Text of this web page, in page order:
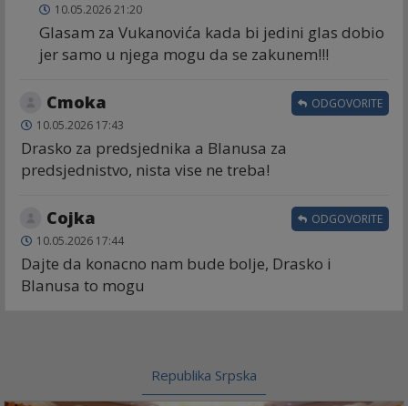
10.05.2026 21:20
Glasam za Vukanovića kada bi jedini glas dobio
jer samo u njega mogu da se zakunem!!!
Cmoka
10.05.2026 17:43
Drasko za predsjednika a Blanusa za
predsjednistvo, nista vise ne treba!
ODGOVORITE
Cojka
10.05.2026 17:44
Dajte da konacno nam bude bolje, Drasko i
Blanusa to mogu
ODGOVORITE
Republika Srpska